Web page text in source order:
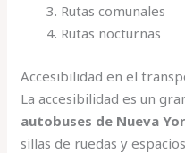
Rutas comunales
Rutas nocturnas
Accesibilidad en el
La accesibilidad es un
autobuses de Nueva
sillas de ruedas y